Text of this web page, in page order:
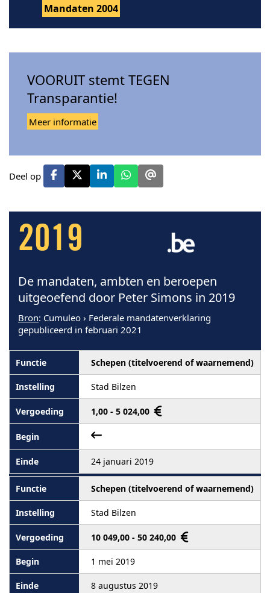
Mandaten 2004
VOORUIT stemt TEGEN
Transparantie!
Meer informatie
Deel op
2019
De mandaten, ambten en beroepen
uitgeoefend door Peter Simons in 2019
Bron: Cumuleo › Federale mandatenverklaring
gepubliceerd in februari 2021
Schepen (titelvoerend of waarnemend)
Stad Bilzen
1,00 - 5 024,00
24 januari 2019
Schepen (titelvoerend of waarnemend)
Stad Bilzen
10 049,00 - 50 240,00
1 mei 2019
8 augustus 2019